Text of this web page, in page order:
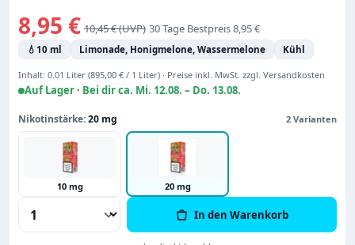
Verkaufspreis:
8,95 € Regulärer Preis:
10,45 € 30 Tage Bestpreis 8,95 €
💧 10 ml Limonade, Honigmelone, Wassermelone Kühl
Inhalt: 0.01 Liter (895,00 € / 1 Liter) · Preise inkl. MwSt. zzgl. Versandkosten
Auf Lager · Bei dir ca. Mi. 12.08. – Do. 13.08.
Nikotinstärke:20 mg 2 Varianten
10 mg 20 mg
Produkt Anzahl: Gib den gewünschten
In den Warenkorb